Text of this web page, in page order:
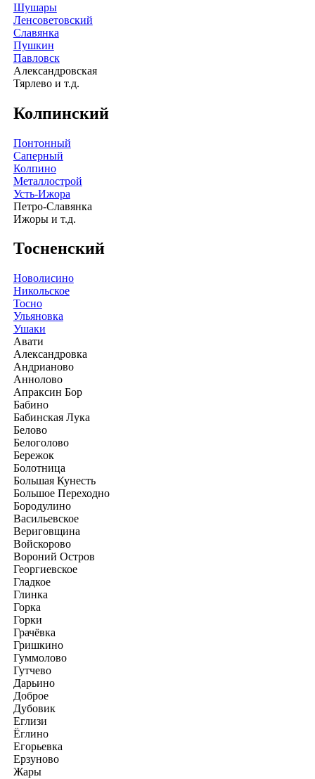
Шушары
Ленсоветовский
Славянка
Пушкин
Павловск
Александровская
Тярлево и т.д.
Колпинский
Понтонный
Саперный
Колпино
Металлострой
Усть-Ижора
Петро-Славянка
Ижоры и т.д.
Тосненский
Новолисино
Никольское
Тосно
Ульяновка
Ушаки
Авати
Александровка
Андрианово
Аннолово
Апраксин Бор
Бабино
Бабинская Лука
Белово
Белоголово
Бережок
Болотница
Большая Кунесть
Большое Переходно
Бородулино
Васильевское
Вериговщина
Войскорово
Вороний Остров
Георгиевское
Гладкое
Глинка
Горка
Горки
Грачёвка
Гришкино
Гуммолово
Гутчево
Дарьино
Доброе
Дубовик
Еглизи
Ёглино
Егорьевка
Ерзуново
Жары